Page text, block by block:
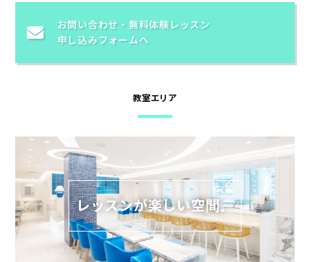
お問い合わせ・ 無料体験レッスン
申し込みフォームへ
教室エリア
レッスンが楽しい空間。